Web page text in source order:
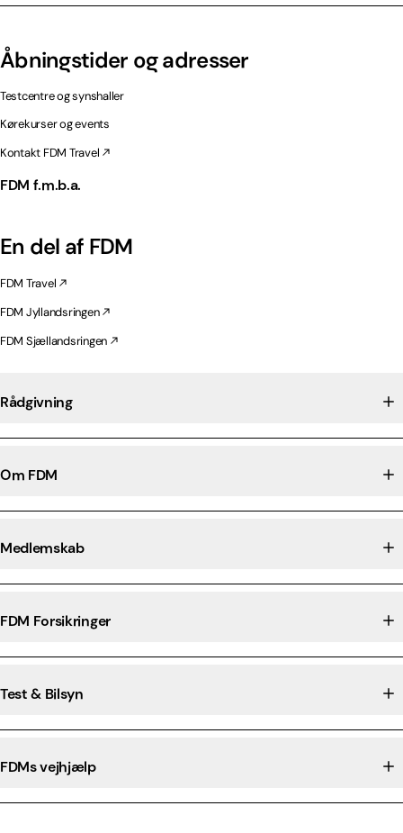
Åbningstider og adresser
Testcentre og synshaller
Kørekurser og events
Kontakt FDM Travel
FDM f.m.b.a.
En del af FDM
FDM Travel
FDM Jyllandsringen
FDM Sjællandsringen
Rådgivning
Om FDM
Medlemskab
FDM Forsikringer
Test & Bilsyn
FDMs vejhjælp